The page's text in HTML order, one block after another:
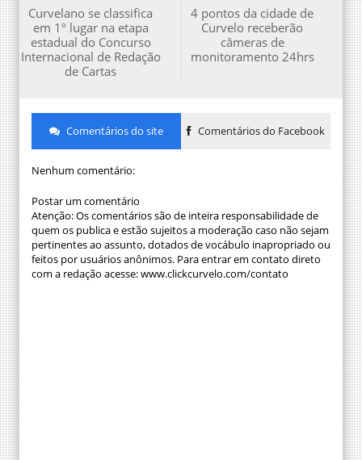
4 pontos da cidade de
Curvelo receberão
câmeras de
monitoramento 24hrs
Curvelano se classifica
em 1º lugar na etapa
estadual do Concurso
Internacional de Redação
de Cartas
Comentários do site Comentários do Facebook
Nenhum comentário:
Postar um comentário
Atenção: Os comentários são de inteira responsabilidade de
quem os publica e estão sujeitos a moderação caso não sejam
pertinentes ao assunto, dotados de vocábulo inapropriado ou
feitos por usuários anônimos. Para entrar em contato direto
com a redação acesse: www.clickcurvelo.com/contato